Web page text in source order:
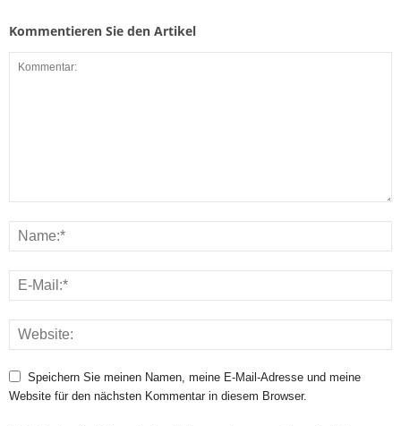
Kommentieren Sie den Artikel
Speichern Sie meinen Namen, meine E-Mail-Adresse und meine
Website für den nächsten Kommentar in diesem Browser.